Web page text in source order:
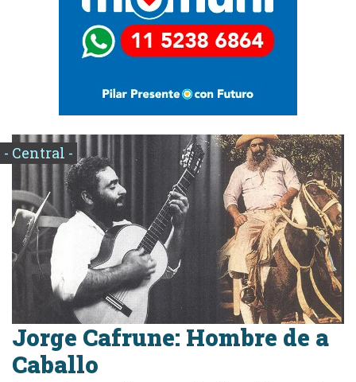
- Central -
Jorge Cafrune: Hombre de a
Caballo